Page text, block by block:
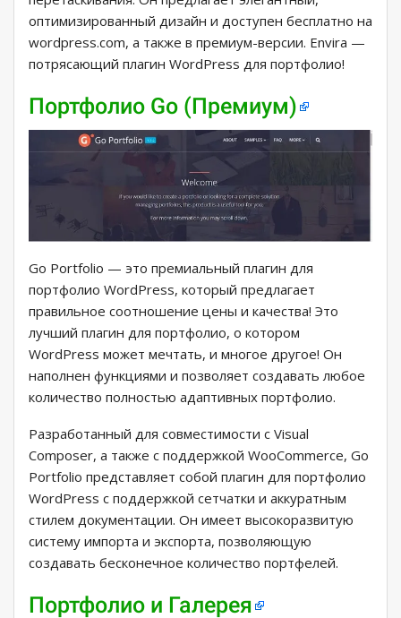
оптимизированный дизайн и доступен бесплатно на
wordpress.com, а также в премиум-версии. Envira —
потрясающий плагин WordPress для портфолио!
Портфолио Go (Премиум)
Go Portfolio — это премиальный плагин для
портфолио WordPress, который предлагает
правильное соотношение цены и качества! Это
лучший плагин для портфолио, о котором
WordPress может мечтать, и многое другое! Он
наполнен функциями и позволяет создавать любое
количество полностью адаптивных портфолио.
Разработанный для совместимости с Visual
Composer, а также с поддержкой WooCommerce, Go
Portfolio представляет собой плагин для портфолио
WordPress с поддержкой сетчатки и аккуратным
стилем документации. Он имеет высокоразвитую
систему импорта и экспорта, позволяющую
создавать бесконечное количество портфелей.
Портфолио и Галерея